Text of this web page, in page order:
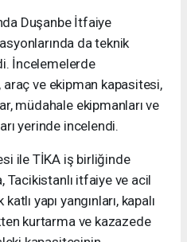
Duşanbe İtfaiye
da teknik
İncelemelerde
araç ve ekipman kapasitesi,
müdahale ekipmanları ve
yerinde incelendi.
ile TİKA iş birliğinde
itfaiye ve acil
yapı yangınları, kapalı
kurtarma ve kazazede